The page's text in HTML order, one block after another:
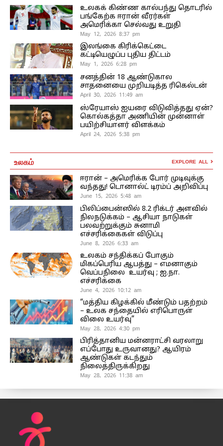
உலகக் கிண்ண கால்பந்து தொடரில்
பங்கேற்க ஈரான் வீரர்கள்
அமெரிக்கா செல்வது உறுதி
May 12, 2026 8:37 pm
இலங்கை கிரிக்கெட்டை
கட்டியெழுப்ப புதிய திட்டம்
May 1, 2026 6:28 pm
சனத்தின் 18 ஆண்டுகால
சாதனையை முறியடித்த ரிகெல்டன்
April 30, 2026 11:49 am
ஸ்ரேயாஸ் ஐயரை விடுவித்தது ஏன்?
கொல்கத்தா அணியின் முன்னாள்
பயிற்சியாளர் விளக்கம்
April 24, 2026 5:38 pm
உலகம் EXPLORE ALL
ஈரான் – அமெரிக்க போர் முடிவுக்கு
வந்தது! டொனால்ட் டிரம்ப் அறிவிப்பு
June 15, 2026 5:48 am
பிலிப்பைன்ஸில் 8.2 ரிக்டர் அளவில்
நிலநடுக்கம் – ஆசியா நாடுகள்
பலவற்றுக்கும் சுனாமி
எச்சரிக்கைகள் விடுப்பு
June 8, 2026 6:33 am
உலகம் சந்திக்கப் போகும்
மிகப்பெரிய ஆபத்து – எமனாகும்
வெப்பநிலை உயர்வு ; ஐ.நா.
எச்சரிக்கை
June 4, 2026 10:12 am
“மத்திய கிழக்கில் மீண்டும் பதற்றம்
– உலக சந்தையில் எரிபொருள்
விலை உயர்வு”
May 28, 2026 4:30 pm
பிரித்தானிய மன்னராட்சி வரலாறு
எப்போது உருவானது? ஆயிரம்
ஆண்டுகள் கடந்தும்
நிலைத்திருக்கிறது
May 28, 2026 11:38 am